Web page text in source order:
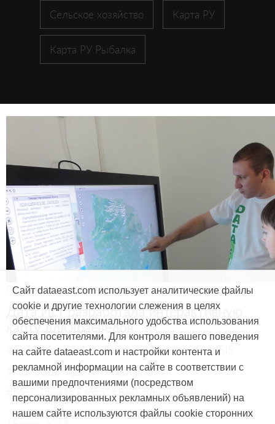
Сельское хозяйство Карта РУ
Карта РУ Рыбалка
Продукты и услуги
Дата Ист разработала интерактивную
карту для краеведов
#CarryMap #Интерактивная карта #ArcGIS
#Природа #Дети #География
#Мобильная карта #Веб-приложение
Сайт dataeast.com использует аналитические файлы
cookie и другие технологии слежения в целях
обеспечения максимального удобства использования
сайта посетителями. Для контроля вашего поведения
на сайте dataeast.com и настройки контента и
рекламной информации на сайте в соответствии с
вашими предпочтениями (посредством
персонализированных рекламных объявлений) на
нашем сайте используются файлы cookie сторонних